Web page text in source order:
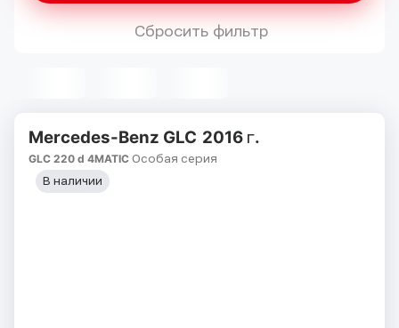
Сбросить фильтр
Mercedes-Benz GLC 2016 г.
GLC 220 d 4MATIC Особая серия
В наличии